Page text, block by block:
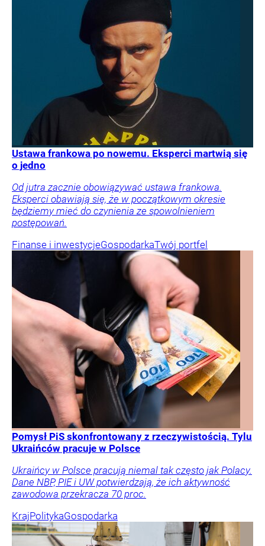
Ustawa frankowa po nowemu. Eksperci martwią się
o jedno
Od jutra zacznie obowiązywać ustawa frankowa.
Eksperci obawiają się, że w początkowym okresie
będziemy mieć do czynienia ze spowolnieniem
postępowań.
Finanse i inwestycjeGospodarkaTwój portfel
Pomysł PiS skonfrontowany z rzeczywistością. Tylu
Ukraińców pracuje w Polsce
Ukraińcy w Polsce pracują niemal tak często jak Polacy.
Dane NBP, PIE i UW potwierdzają, że ich aktywność
zawodowa przekracza 70 proc.
KrajPolitykaGospodarka